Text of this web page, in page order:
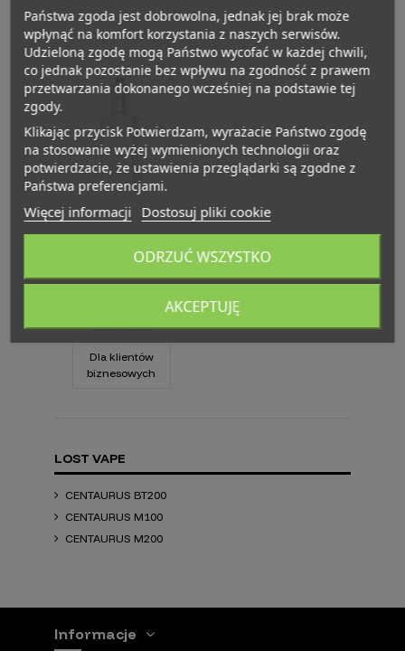
Lost Vape
BT200 Kit
359,00 zł
Dla klientów
biznesowych
LOST VAPE
CENTAURUS BT200
CENTAURUS M100
CENTAURUS M200
Informacje
Państwa zgoda jest dobrowolna, jednak jej brak może
wpłynąć na komfort korzystania z naszych serwisów.
Udzieloną zgodę mogą Państwo wycofać w każdej chwili,
co jednak pozostanie bez wpływu na zgodność z prawem
przetwarzania dokonanego wcześniej na podstawie tej
zgody.
Klikając przycisk Potwierdzam, wyrażacie Państwo zgodę
na stosowanie wyżej wymienionych technologii oraz
potwierdzacie, że ustawienia przeglądarki są zgodne z
Państwa preferencjami.
Więcej informacji Dostosuj pliki cookie
ODRZUĆ WSZYSTKO
AKCEPTUJĘ